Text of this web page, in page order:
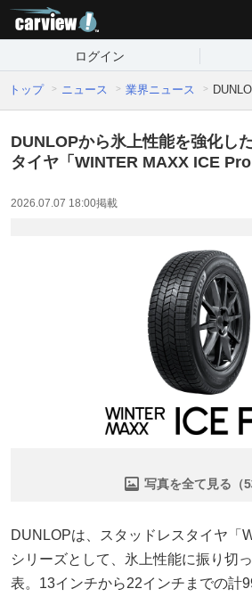
ログイン
トップ ニュース 業界ニュース
DUNLOPから氷上性能を強化し
タイヤ「WINTER MAXX ICE
2026.07.07 18:00掲載
写真を全て見る（5
DUNLOPは、スタッドレスタイヤ「
シリーズとして、氷上性能に振り切
表。13インチから22インチまでの計